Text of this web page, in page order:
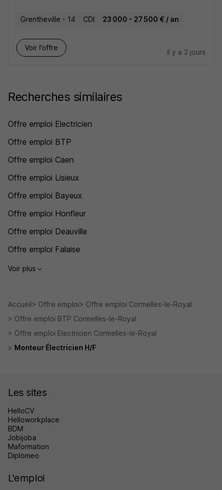
Grentheville - 14 CDI 23 000 - 27 500 € / an
Voir l’offre
il y a 3 jours
Recherches similaires
Offre emploi Electricien
Offre emploi BTP
Offre emploi Caen
Offre emploi Lisieux
Offre emploi Bayeux
Offre emploi Honfleur
Offre emploi Deauville
Offre emploi Falaise
Voir plus
Accueil Offre emploi
Offre emploi Cormelles-le-Royal
Offre emploi BTP Cormelles-le-Royal
Offre emploi Electricien Cormelles-le-Royal
Monteur Électricien H/F
Les sites
HelloCV
Helloworkplace
BDM
Jobijoba
Maformation
Diplomeo
L'emploi